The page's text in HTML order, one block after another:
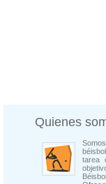
Quienes
tarea